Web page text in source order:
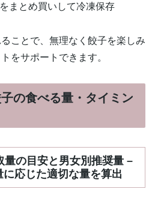
まとめ買いして冷凍保存
ことで、無理なく餃子を楽しみ
をサポートできます。
の食べる量・タイミン
量の目安と男女別推奨量 –
応じた適切な量を算出